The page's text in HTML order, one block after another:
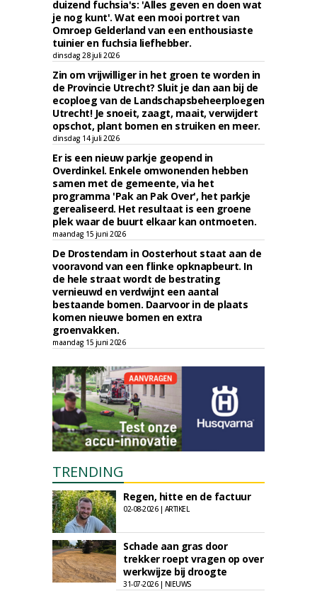
duizend fuchsia's: 'Alles geven en doen wat
je nog kunt'. Wat een mooi portret van
Omroep Gelderland van een enthousiaste
tuinier en fuchsia liefhebber.
dinsdag 28 juli 2026
Zin om vrijwilliger in het groen te worden in
de Provincie Utrecht? Sluit je dan aan bij de
ecoploeg van de Landschapsbeheerploegen
Utrecht! Je snoeit, zaagt, maait, verwijdert
opschot, plant bomen en struiken en meer.
dinsdag 14 juli 2026
Er is een nieuw parkje geopend in
Overdinkel. Enkele omwonenden hebben
samen met de gemeente, via het
programma 'Pak an Pak Over', het parkje
gerealiseerd. Het resultaat is een groene
plek waar de buurt elkaar kan ontmoeten.
maandag 15 juni 2026
De Drostendam in Oosterhout staat aan de
vooravond van een flinke opknapbeurt. In
de hele straat wordt de bestrating
vernieuwd en verdwijnt een aantal
bestaande bomen. Daarvoor in de plaats
komen nieuwe bomen en extra
groenvakken.
maandag 15 juni 2026
TRENDING
Regen, hitte en de factuur
02-08-2026 | ARTIKEL
Schade aan gras door
trekker roept vragen op over
werkwijze bij droogte
31-07-2026 | NIEUWS